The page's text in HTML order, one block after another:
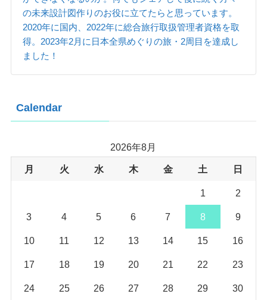
の未来設計図作りのお役に立てたらと思っています。
2020年に国内、2022年に総合旅行取扱管理者資格を取
得。2023年2月に日本全県めぐりの旅・2周目を達成し
ました！
Calendar
2026年8月
月 火 水 木 金 土 日
1 2
3 4 5 6 7 8 9
10 11 12 13 14 15 16
17 18 19 20 21 22 23
24 25 26 27 28 29 30